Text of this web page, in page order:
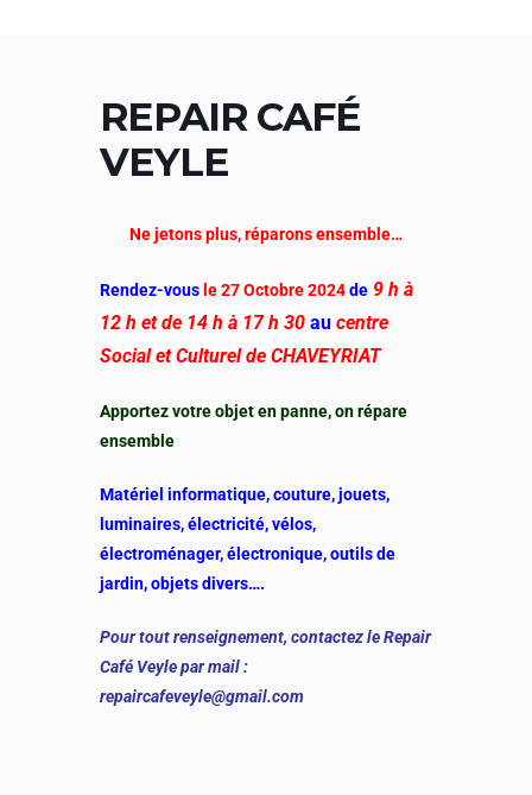
REPAIR CAFÉ
VEYLE
Ne jetons plus, réparons ensemble…
Rendez-vous le 27 Octobre 2024de 9 h à
12 h et de 14 h à 17 h 30 au centre
Social et Culturel de CHAVEYRIAT
Apportez votre objet en panne, on répare
ensemble
Matériel informatique, couture, jouets,
luminaires, électricité, vélos,
électroménager, électronique, outils de
jardin, objets divers….
Pour tout renseignement, contactez le Repair
Café Veyle par mail :
repaircafeveyle@gmail.com